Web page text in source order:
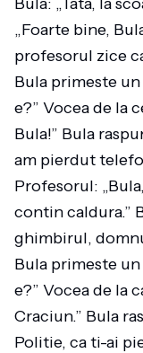
„Foarte bine,
profesorul zice
Bula primeste
e?” Vocea de la
Bula!” Bula
am pierdut
Profesorul:
contin caldura.”
ghimbirul,
Bula primeste
e?” Vocea de la
Craciun.” Bula
Politie, ca ti-ai